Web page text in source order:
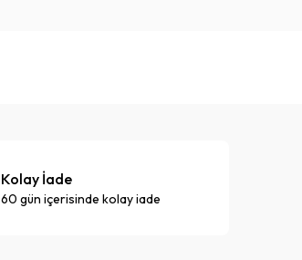
Kolay İade
60 gün içerisinde kolay iade